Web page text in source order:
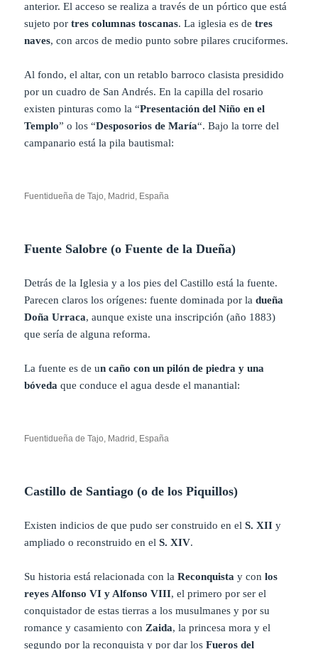
anterior. El acceso se realiza a través de un pórtico que está
sujeto portres columnas toscanas. La iglesia es de tres
naves, con arcos de medio punto sobre pilares cruciformes.
Al fondo, el altar, con un retablo barroco clasista presidido
por un cuadro de San Andrés. En la capilla del rosario
existen pinturas como la “Presentación del Niño en el
Templo” o los “Desposorios de María“. Bajo la torre del
campanario está la pila bautismal:
Fuentidueña de Tajo, Madrid, España
Fuente Salobre (o Fuente de la Dueña)
Detrás de la Iglesia y a los pies del Castillo está la fuente.
Parecen claros los orígenes: fuente dominada por ladueña
Doña Urraca, aunque existe una inscripción (año 1883)
que sería de alguna reforma.
La fuente es de un caño con un pilón de piedra y una
bóvedaque conduce el agua desde el manantial:
Fuentidueña de Tajo, Madrid, España
Castillo de Santiago (o de los Piquillos)
Existen indicios de que pudo ser construido en el S. XIIy
ampliado o reconstruido en el S. XIV.
Su historia está relacionada con laReconquista y conlos
reyes Alfonso VI y Alfonso VIII, el primero por ser el
conquistador de estas tierras a los musulmanes y por su
romance y casamiento conZaida, la princesa mora y el
segundo por la reconquista y por dar losFueros del